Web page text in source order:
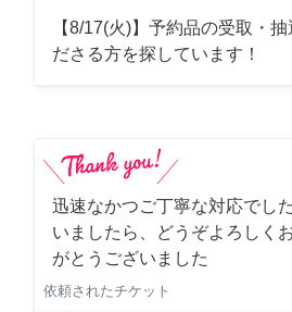
【8/17(火)】予約品の受取・
ださる方を探しています！
迅速なかつご丁寧な対応でし
いましたら、どうぞよろしく
がとうございました
依頼されたチケット